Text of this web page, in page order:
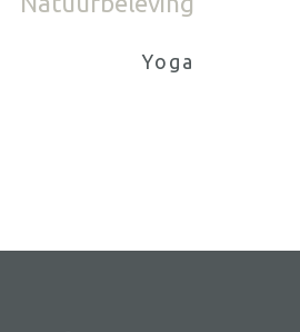
Yoga